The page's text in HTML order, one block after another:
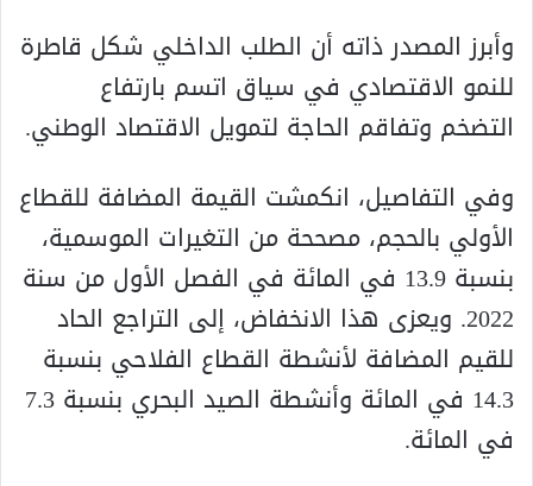
وأبرز المصدر ذاته أن الطلب الداخلي شكل قاطرة
للنمو الاقتصادي في سياق اتسم بارتفاع
التضخم وتفاقم الحاجة لتمويل الاقتصاد الوطني.
وفي التفاصيل، انكمشت القيمة المضافة للقطاع
الأولي بالحجم، مصححة من التغيرات الموسمية،
بنسبة 13.9 في المائة في الفصل الأول من سنة
2022. ويعزى هذا الانخفاض، إلى التراجع الحاد
للقيم المضافة لأنشطة القطاع الفلاحي بنسبة
14.3 في المائة وأنشطة الصيد البحري بنسبة 7.3
في المائة.